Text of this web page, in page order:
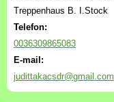
Kontakt
Dienstleistungen
Treppenhaus B. I.Stock
Telefon:
0036309865083
E-mail:
judittakacsdr@gmail.com